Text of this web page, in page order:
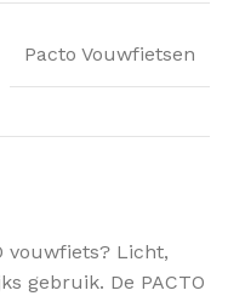
Pacto Vouwfietsen
vouwfiets? Licht,
gebruik. De PACTO